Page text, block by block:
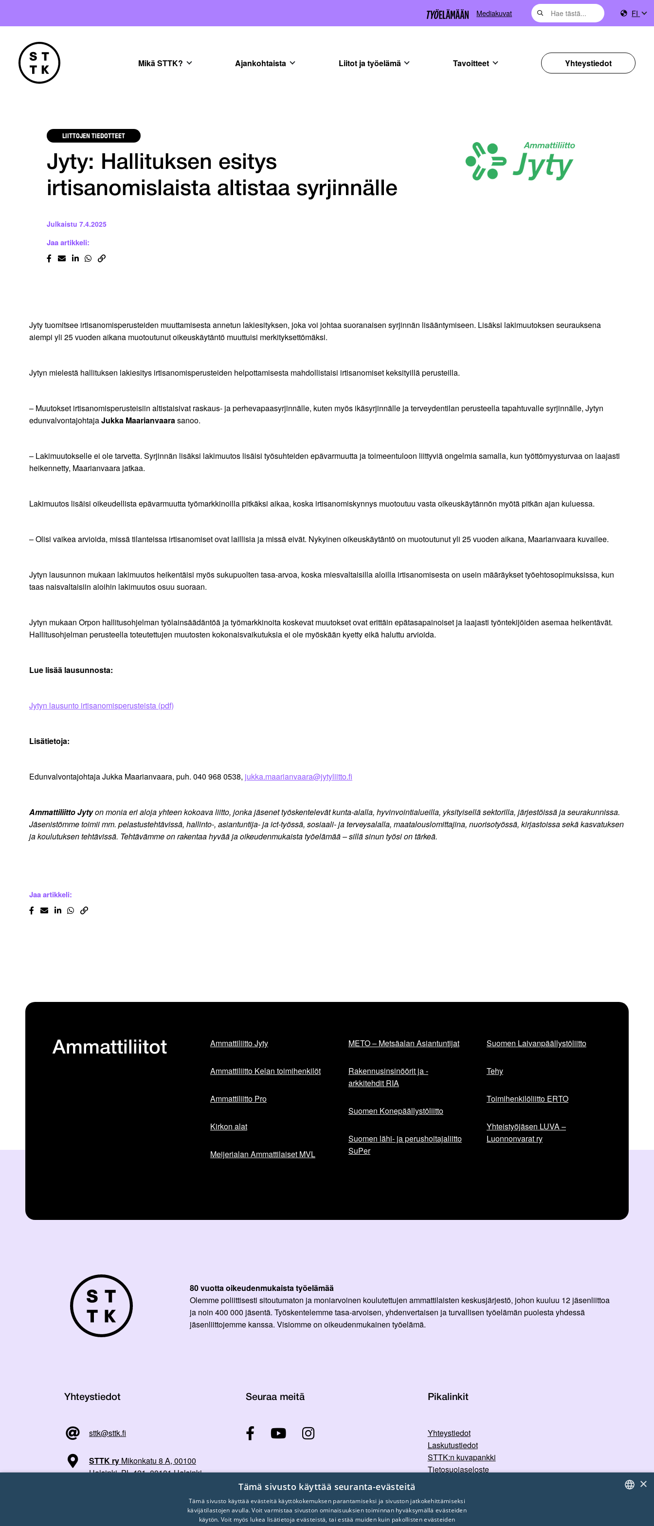
Mediakuvat FI
Mikä STTK? Ajankohtaista Liitot ja työelämä Tavoitteet Yhteystiedot
LIITTOJEN TIEDOTTEET
Jyty: Hallituksen esitys
irtisanomislaista altistaa syrjinnälle
Julkaistu 7.4.2025
Jaa artikkeli:
Jyty tuomitsee irtisanomisperusteiden muuttamisesta annetun lakiesityksen, joka voi johtaa suoranaisen syrjinnän lisääntymiseen. Lisäksi lakimuutoksen seurauksena
aiempi yli 25 vuoden aikana muotoutunut oikeuskäytäntö muuttuisi merkityksettömäksi.
Jytyn mielestä hallituksen lakiesitys irtisanomisperusteiden helpottamisesta mahdollistaisi irtisanomiset keksityillä perusteilla.
– Muutokset irtisanomisperusteisiin altistaisivat raskaus- ja perhevapaasyrjinnälle, kuten myös ikäsyrjinnälle ja terveydentilan perusteella tapahtuvalle syrjinnälle, Jytyn
edunvalvontajohtajaJukka Maarianvaarasanoo.
– Lakimuutokselle ei ole tarvetta. Syrjinnän lisäksi lakimuutos lisäisi työsuhteiden epävarmuutta ja toimeentuloon liittyviä ongelmia samalla, kun työttömyysturvaa on laajasti
heikennetty, Maarianvaara jatkaa.
Lakimuutos lisäisi oikeudellista epävarmuutta työmarkkinoilla pitkäksi aikaa, koska irtisanomiskynnys muotoutuu vasta oikeuskäytännön myötä pitkän ajan kuluessa.
– Olisi vaikea arvioida, missä tilanteissa irtisanomiset ovat laillisia ja missä eivät. Nykyinen oikeuskäytäntö on muotoutunut yli 25 vuoden aikana, Maarianvaara kuvailee.
Jytyn lausunnon mukaan lakimuutos heikentäisi myös sukupuolten tasa-arvoa, koska miesvaltaisilla aloilla irtisanomisesta on usein määräykset työehtosopimuksissa, kun
taas naisvaltaisiin aloihin lakimuutos osuu suoraan.
Jytyn mukaan Orpon hallitusohjelman työlainsäädäntöä ja työmarkkinoita koskevat muutokset ovat erittäin epätasapainoiset ja laajasti työntekijöiden asemaa heikentävät.
Hallitusohjelman perusteella toteutettujen muutosten kokonaisvaikutuksia ei ole myöskään kyetty eikä haluttu arvioida.
Lue lisää lausunnosta:
Jytyn lausunto irtisanomisperusteista (pdf)
Lisätietoja:
Edunvalvontajohtaja Jukka Maarianvaara, puh. 040 968 0538, jukka.maarianvaara@jytyliitto.fi
Ammattiliitto Jytyon monia eri aloja yhteen kokoava liitto, jonka jäsenet työskentelevät kunta-alalla, hyvinvointialueilla, yksityisellä sektorilla, järjestöissä ja seurakunnissa.
Jäsenistömme toimii mm. pelastustehtävissä, hallinto-, asiantuntija- ja ict-työssä, sosiaali- ja terveysalalla, maatalouslomittajina, nuorisotyössä, kirjastoissa sekä kasvatuksen
ja koulutuksen tehtävissä. Tehtävämme on rakentaa hyvää ja oikeudenmukaista työelämää – sillä sinun työsi on tärkeä.
Jaa artikkeli:
Ammattiliitot Ammattiliitto Jyty
Ammattiliitto Kelan toimihenkilöt
Ammattiliitto Pro
Kirkon alat
Meijerialan Ammattilaiset MVL
METO – Metsäalan Asiantuntijat
Rakennusinsinöörit ja -
arkkitehdit RIA
Suomen Konepäällystöliitto
Suomen lähi- ja perushoitajaliitto
SuPer
Suomen Laivanpäällystöliitto
Tehy
Toimihenkilöliitto ERTO
Yhteistyöjäsen LUVA –
Luonnonvarat ry
80 vuotta oikeudenmukaista työelämää
Olemme poliittisesti sitoutumaton ja moniarvoinen koulutettujen ammattilaisten keskusjärjestö, johon kuuluu 12 jäsenliittoa
ja noin 400 000 jäsentä. Työskentelemme tasa-arvoisen, yhdenvertaisen ja turvallisen työelämän puolesta yhdessä
jäsenliittojemme kanssa. Visiomme on oikeudenmukainen työelämä.
Yhteystiedot
sttk@sttk.fi
STTK ry Mikonkatu 8 A, 00100
Helsinki, PL 421, 00101 Helsinki
Seuraa meitä Pikalinkit
Yhteystiedot
Laskutustiedot
STTK:n kuvapankki
Tietosuojaseloste
×
Tämä sivusto käyttää seuranta-evästeitä
Tämä sivusto käyttää evästeitä käyttökokemuksen parantamiseksi ja sivuston jatkokehittämiseksi
kävijätilastojen avulla. Voit varmistaa sivuston ominaisuuksien toiminnan hyväksymällä evästeiden
käytön. Voit myös lukea lisätietoja evästeistä, tai estää muiden kuin pakollisten evästeiden